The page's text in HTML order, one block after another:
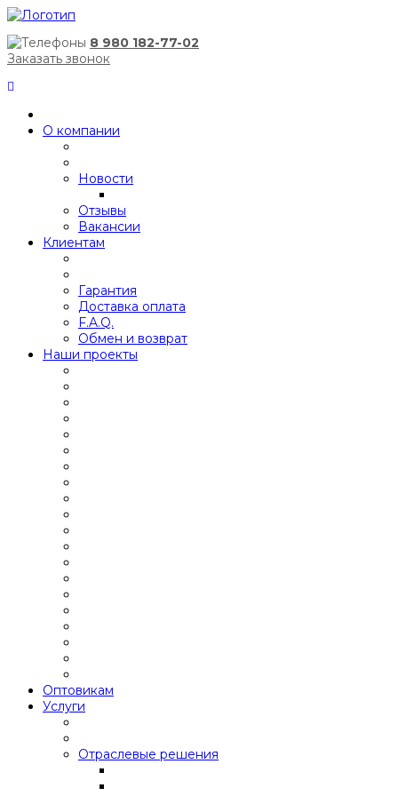
8 980 182-77-02
Заказать звонок
О компании
Новости
Отзывы
Вакансии
Клиентам
Гарантия
Доставка оплата
F.A.Q.
Обмен и возврат
Наши проекты
Оптовикам
Услуги
Отраслевые решения